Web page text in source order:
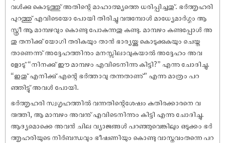
വൾക്കു കൊടുത്തു് അതിന്റെ മാഹാത്മ്യത്തെ ധരിപ്പിച്ചതു്. ഭർത്തൃഹരി
പുറത്തു് എവിടെയോ പോയി തിരിച്ചു വരുമ്പോൾ മാധ്യേമാർഗ്ഗം ആ
സ്ത്രീ ആ മാമ്പഴവും കൊണ്ടു പോകുന്നതു കണ്ടു. മാമ്പഴം കണ്ടപ്പോൾ അ
തു തനിക്കു് യോഗി തരികയും താൻ ഭാര്യയ്ക്കു കൊടുക്കുകയും ചെയ്ത
താണെന്നു് അദ്ദേഹത്തിനും മനസ്സിലാവുകയാൽ അദ്ദേഹം അവ
ളോടു് “നിനക്കു് ഈ മാമ്പഴം എവിടെനിന്നു കിട്ടി?” എന്നു ചോദിച്ചു.
“ഇതു് എനിക്കു് എന്റെ ഭർത്താവു തന്നതാണു്” എന്നു മാത്രം പറ
ഞ്ഞിട്ടു് അവൾ പോയി.
ഭർത്തൃഹരി സ്വഗൃഹത്തിൽ വന്നതിന്റെശേഷം കുതിരക്കാരനെ വ
രുത്തി, ആ മാമ്പഴം അവനു് എവിടെനിന്നും കിട്ടി എന്നു ചോദിച്ചു.
ആദ്യമൊക്കെ അവൻ ചില വ്യാജങ്ങൾ പറഞ്ഞുവെങ്കിലും ഒടുക്കം ഭർ
ത്തൃഹരിയുടെ നിർബന്ധവും ഭീഷണിയും കൊണ്ടു വാസ്തവംതന്നെ പറ